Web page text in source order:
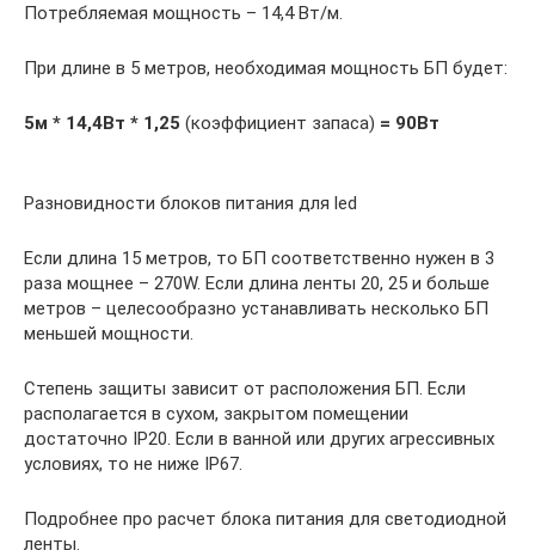
Потребляемая мощность – 14,4 Вт/м.
При длине в 5 метров, необходимая мощность БП будет:
5м * 14,4Вт * 1,25 (коэффициент запаса) = 90Вт
Разновидности блоков питания для led
Если длина 15 метров, то БП соответственно нужен в 3
раза мощнее – 270W. Если длина ленты 20, 25 и больше
метров – целесообразно устанавливать несколько БП
меньшей мощности.
Степень защиты зависит от расположения БП. Если
располагается в сухом, закрытом помещении
достаточно IP20. Если в ванной или других агрессивных
условиях, то не ниже IP67.
Подробнее про расчет блока питания для светодиодной
ленты.